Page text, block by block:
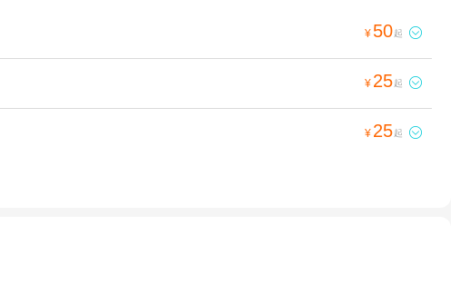
¥ 50起 
¥ 25起 
¥ 25起 